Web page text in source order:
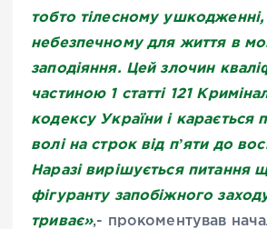
тобто тілесному ушкодженні,
небезпечному для життя в
заподіяння. Цей злочин
частиною 1 статті 121
кодексу України і карається
волі на строк від пʼяти до
Наразі вирішується питання
фігуранту запобіжного
триває»,- прокоментував